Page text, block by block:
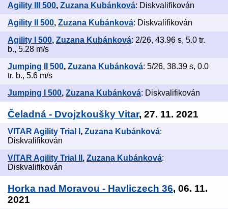
Agility III 500, Zuzana Kubánková: Diskvalifikován
Agility II 500, Zuzana Kubánková: Diskvalifikován
Agility I 500, Zuzana Kubánková: 2/26, 43.96 s, 5.0 tr.
b., 5.28 m/s
Jumping II 500, Zuzana Kubánková: 5/26, 38.39 s, 0.0
tr. b., 5.6 m/s
Jumping I 500, Zuzana Kubánková: Diskvalifikován
Čeladná - Dvojzkoušky Vitar, 27. 11. 2021
VITAR Agility Trial I , Zuzana Kubánková:
Diskvalifikován
VITAR Agility Trial II , Zuzana Kubánková:
Diskvalifikován
Horka nad Moravou - Havliczech 36, 06. 11.
2021